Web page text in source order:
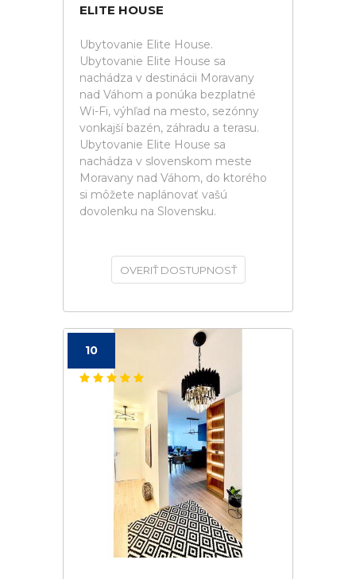
ELITE HOUSE
Ubytovanie Elite House.
Ubytovanie Elite House sa
nachádza v destinácii Moravany
nad Váhom a ponúka bezplatné
Wi-Fi, výhľad na mesto, sezónny
vonkajší bazén, záhradu a terasu.
Ubytovanie Elite House sa
nachádza v slovenskom meste
Moravany nad Váhom, do ktorého
si môžete naplánovať vašú
dovolenku na Slovensku.
OVERIŤ DOSTUPNOSŤ
10